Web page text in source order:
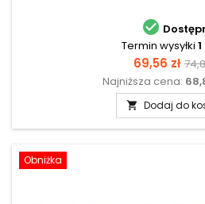

Termin wysyłki
Cena
69,56 zł
Najniższa cena:
 Dodaj do
Obniżka